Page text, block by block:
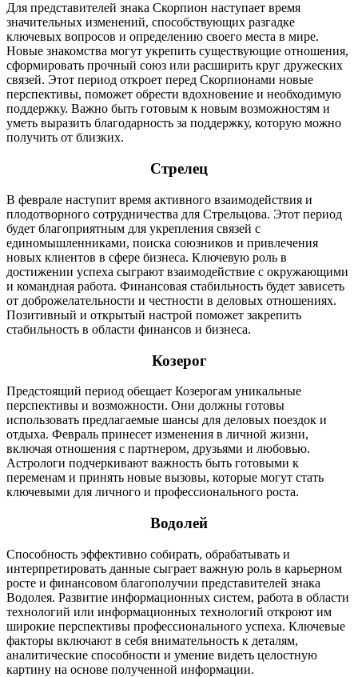
Для представителей знака Скорпион наступает время
значительных изменений, способствующих разгадке
ключевых вопросов и определению своего места в мире.
Новые знакомства могут укрепить существующие отношения,
сформировать прочный союз или расширить круг дружеских
связей. Этот период откроет перед Скорпионами новые
перспективы, поможет обрести вдохновение и необходимую
поддержку. Важно быть готовым к новым возможностям и
уметь выразить благодарность за поддержку, которую можно
получить от близких.
Стрелец
В феврале наступит время активного взаимодействия и
плодотворного сотрудничества для Стрельцова. Этот период
будет благоприятным для укрепления связей с
единомышленниками, поиска союзников и привлечения
новых клиентов в сфере бизнеса. Ключевую роль в
достижении успеха сыграют взаимодействие с окружающими
и командная работа. Финансовая стабильность будет зависеть
от доброжелательности и честности в деловых отношениях.
Позитивный и открытый настрой поможет закрепить
стабильность в области финансов и бизнеса.
Козерог
Предстоящий период обещает Козерогам уникальные
перспективы и возможности. Они должны готовы
использовать предлагаемые шансы для деловых поездок и
отдыха. Февраль принесет изменения в личной жизни,
включая отношения с партнером, друзьями и любовью.
Астрологи подчеркивают важность быть готовыми к
переменам и принять новые вызовы, которые могут стать
ключевыми для личного и профессионального роста.
Водолей
Способность эффективно собирать, обрабатывать и
интерпретировать данные сыграет важную роль в карьерном
росте и финансовом благополучии представителей знака
Водолея. Развитие информационных систем, работа в области
технологий или информационных технологий откроют им
широкие перспективы профессионального успеха. Ключевые
факторы включают в себя внимательность к деталям,
аналитические способности и умение видеть целостную
картину на основе полученной информации.